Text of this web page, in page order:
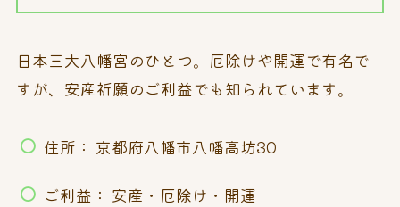
日本三大八幡宮のひとつ。厄除けや開運で有名で
すが、安産祈願のご利益でも知られています。
住所： 京都府八幡市八幡高坊30
ご利益： 安産・厄除け・開運